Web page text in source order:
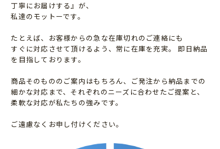
丁寧にお届けする』が、
私達のモットーです。
たとえば、お客様からの急な在庫切れのご連絡にも
すぐに対応させて頂けるよう、常に在庫を充実。
即日納品
を目指しております。
商品そのもののご案内はもちろん、ご発注から納品までの
細かな対応まで、それぞれのニーズに合わせたご提案と、
柔軟な対応が私たちの強みです。
ご遠慮なくお申し付けください。